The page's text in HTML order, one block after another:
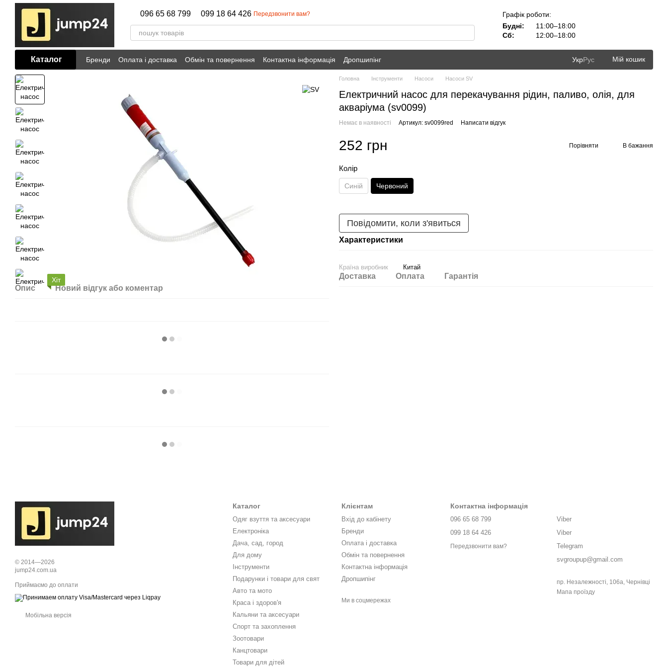
Перейти до основного контенту
096 65 68 799 099 18 64 426 Передзвонити вам?
Графік роботи:
Будні:
11:00–18:00
Сб:
12:00–18:00
Каталог Бренди Оплата і доставка Обмін та повернення Контактна інформація Дропшипінг УкрРус Мій кошик
Хіт
Опис Новий відгук або коментар
Головна Інструменти Насоси Насоси SV
Електричний насос для перекачування рідин, паливо, олія, для
акваріума (sv0099)
Немає в наявності Артикул: sv0099red Написати відгук
252 грн Порівняти В бажання
Колір
Синій Червоний
Повідомити, коли з'явиться
Характеристики
Країна виробник Китай
Доставка Оплата Гарантія
© 2014—2026
jump24.com.ua
Приймаємо до оплати
Мобільна версія
Каталог
Одяг взуття та аксесуари
Електронiка
Дача, сад, город
Для дому
Інструменти
Подарунки і товари для свят
Авто та мото
Краса і здоров'я
Кальяни та аксесуари
Спорт та захоплення
Зоотовари
Канцтовари
Товари для дітей
Клієнтам
Вхід до кабінету
Бренди
Оплата і доставка
Обмін та повернення
Контактна інформація
Дропшипінг
Ми в соцмережах
Контактна інформація
096 65 68 799
099 18 64 426
Передзвонити вам?
Viber
Viber
Telegram
svgroupup@gmail.com
пр. Незалежності, 106а, Чернівці
Мапа проїзду